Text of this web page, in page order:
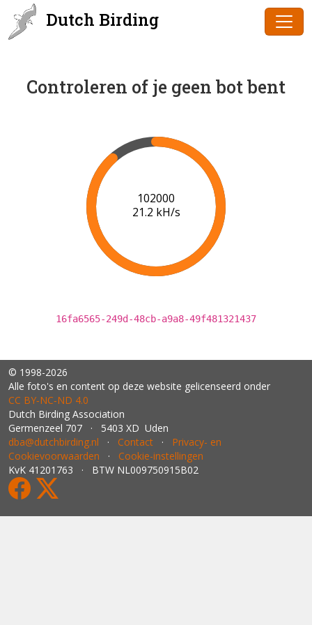
Dutch Birding
Controleren of je geen bot bent
102000
21.2 kH/s
16fa6565-249d-48cb-a9a8-49f481321437
© 1998-2026
Alle foto's en content op deze website gelicenseerd onder
CC BY‑NC‑ND 4.0
Dutch Birding Association
Germenzeel 707 · 5403 XD Uden
dba@dutchbirding.nl · Contact · Privacy- en
Cookievoorwaarden · Cookie-instellingen
KvK 41201763 · BTW NL009750915B02